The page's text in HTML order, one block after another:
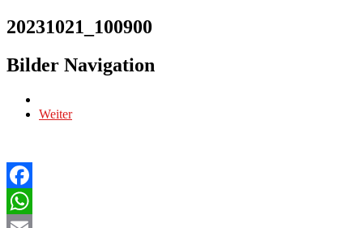
20231021_100900
Bilder Navigation
Weiter
Facebook